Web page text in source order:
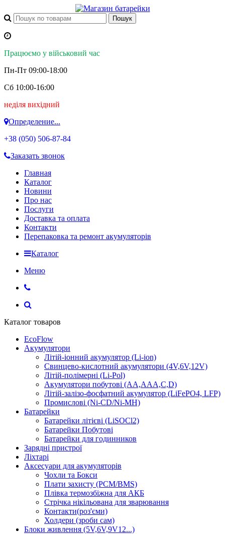
Працюємо у військовий час
Пн-Пт 09:00-18:00
Сб 10:00-16:00
неділя вихідний
Определение...
+38 (050) 506-87-84
Заказать звонок
Главная
Каталог
Новини
Про нас
Послуги
Доставка та оплата
Контакти
Перепаковка та ремонт акумуляторів
Каталог
Меню
Каталог товаров
EcoFlow
Акумулятори
Літій-іонний акумулятор (Li-ion)
Свинцево-кислотний акумулятори (4V,6V,12V)
Літій-полімерні (Li-Pol)
Акумулятори побутові (AA,AAA,C,D)
Літій-залізо-фосфатний акумулятор (LiFePO4, LFP)
Промислові (Ni-CD/Ni-MH)
Батарейки
Батарейки літієві (LiSOCl2)
Батарейки Побутові
Батарейки для годинников
Зарядні пристрої
Ліхтарі
Аксесуари для акумуляторів
Чохли та Бокси
Плати захисту (PCM/BMS)
Плівка термозбіжна для АКБ
Стрічка нікільована для зварювання
Контакти(роз'єми)
Холдери (зроби сам)
Блоки живлення (5V,6V,9V12...)